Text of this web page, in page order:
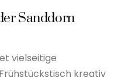
Sanddorn
vielseitige
kreativ